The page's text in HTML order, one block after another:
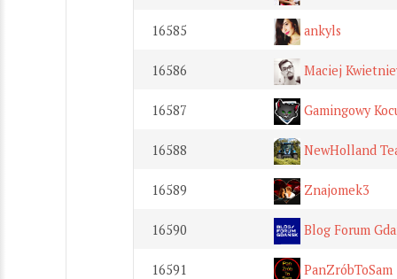
16585 ankyls
16586 Maciej
16587 Gamingowy
16588 NewHolland
16589 Znajomek3
16590 Blog Forum
16591 PanZróbToSam